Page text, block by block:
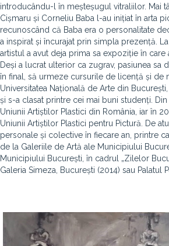
introducându-l în meșteșugul vitraliilor. Mai
Cișmaru și Corneliu Baba l-au inițiat în arta
recunoscând că Baba era o personalitate
a inspirat și încurajat prin simpla prezență. La
artistul a avut deja prima sa expoziție în care
Deși a lucrat ulterior ca zugrav, pasiunea sa
în final, să urmeze cursurile de licență și de
Universitatea Națională de Arte din
și s-a clasat printre cei mai buni studenți.
Uniunii Artiștilor Plastici din România, iar în
Uniunii Artiștilor Plastici pentru Pictură. De
personale și colective în fiecare an, printre
de la Galeriile de Artă ale Municipiului
Municipiului București, în cadrul „Zilelor
Galeria Simeza, București (2014) sau Palatul